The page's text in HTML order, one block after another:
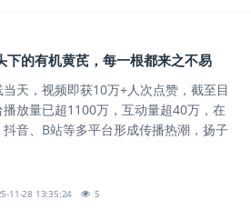
的有机黄芪，每一根都来之不易
天，视频即获10万+人次点赞，截至目
放量已超1100万，互动量超40万，在
音、B站等多平台形成传播热潮，扬子
11-28 13:35:24 5